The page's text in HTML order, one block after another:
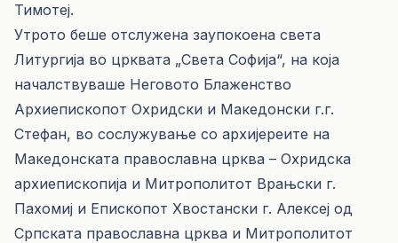
Тимотеј.
Утрото беше отслужена заупокоена света
Литургија во црквата „Света Софија“, на која
началствуваше Неговото Блаженство
Архиепископот Охридски и Македонски г.г.
Стефан, во сослужување со архијереите на
Македонската православна црква – Охридска
архиепископија и Митрополитот Врањски г.
Пахомиј и Епископот Хвостански г. Алексеј од
Српската православна црква и Митрополитот